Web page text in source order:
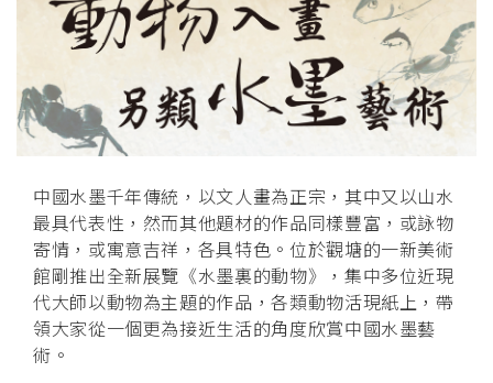
中國水墨千年傳統，以文人畫為正宗，其中又以山水
最具代表性，然而其他題材的作品同樣豐富，或詠物
寄情，或寓意吉祥，各具特色。位於觀塘的一新美術
館剛推出全新展覽《水墨裏的動物》，集中多位近現
代大師以動物為主題的作品，各類動物活現紙上，帶
領大家從一個更為接近生活的角度欣賞中國水墨藝
術。